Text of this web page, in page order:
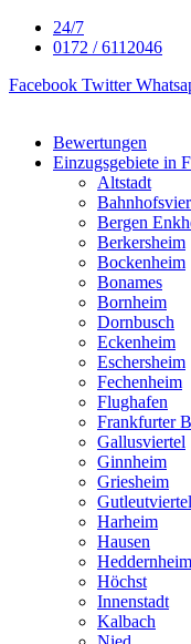
24/7
0172 / 6112046
Facebook Twitter
Bewertungen
Einzugsgebiete in
Altstadt
Bergen
Berkersheim
Bockenheim
Bonames
Bornheim
Dornbusch
Eckenheim
Eschersheim
Fechenheim
Flughafen
Frankfurter
Gallusviertel
Ginnheim
Griesheim
Gutleutviertel
Harheim
Hausen
Heddernheim
Höchst
Innenstadt
Kalbach